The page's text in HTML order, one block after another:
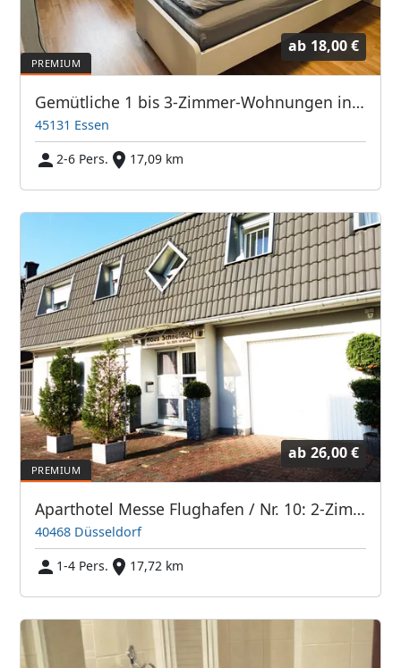
ab 18,00 €
Gemütliche 1 bis 3-Zimmer-Wohnungen in Essen Stadtmitte
45131 Essen
2-6 Pers.
17,09 km
ab 26,00 €
Aparthotel Messe Flughafen / Nr. 10: 2-Zimmer-DG-Apartment im Haupthaus
40468 Düsseldorf
1-4 Pers.
17,72 km